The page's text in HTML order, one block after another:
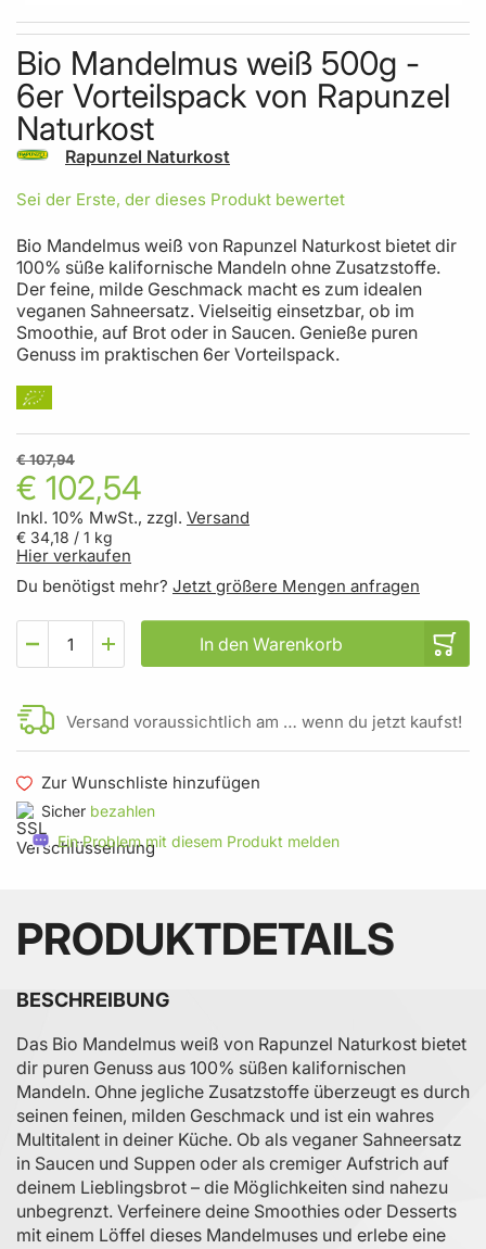
Skip to the beginning of the images gallery
Bio Mandelmus weiß 500g -
6er Vorteilspack von Rapunzel
Naturkost
Rapunzel Naturkost
Sei der Erste, der dieses Produkt bewertet
Bio Mandelmus weiß von Rapunzel Naturkost bietet dir
100% süße kalifornische Mandeln ohne Zusatzstoffe.
Der feine, milde Geschmack macht es zum idealen
veganen Sahneersatz. Vielseitig einsetzbar, ob im
Smoothie, auf Brot oder in Saucen. Genieße puren
Genuss im praktischen 6er Vorteilspack.
€ 102,54
€ 107,94
Inkl. 10% MwSt., zzgl. Versand
€ 34,18 / 1 kg
Hier verkaufen
Du benötigst mehr? Jetzt größere Mengen anfragen
In den Warenkorb
Versand voraussichtlich am … wenn du jetzt kaufst!
Zur Wunschliste hinzufügen
Sicher bezahlen
Ein Problem mit diesem Produkt melden
PRODUKTDETAILS
BESCHREIBUNG
Das Bio Mandelmus weiß von Rapunzel Naturkost bietet
dir puren Genuss aus 100% süßen kalifornischen
Mandeln. Ohne jegliche Zusatzstoffe überzeugt es durch
seinen feinen, milden Geschmack und ist ein wahres
Multitalent in deiner Küche. Ob als veganer Sahneersatz
in Saucen und Suppen oder als cremiger Aufstrich auf
deinem Lieblingsbrot – die Möglichkeiten sind nahezu
unbegrenzt. Verfeinere deine Smoothies oder Desserts
mit einem Löffel dieses Mandelmuses und erlebe eine